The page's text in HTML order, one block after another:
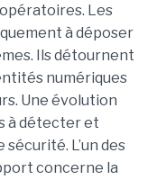
Les
à déposer
Ils détournent
numériques
Une évolution
à détecter et
sécurité. L’un des
concerne la